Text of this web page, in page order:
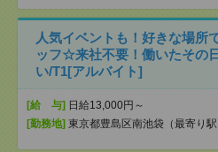
人気イベントも！好きな場所
ッフ☆来社不要！働いたその
い/T1[アルバイト]
[給 与] 日給13,000円～
[勤務地] 東京都豊島区南池袋（最寄り駅